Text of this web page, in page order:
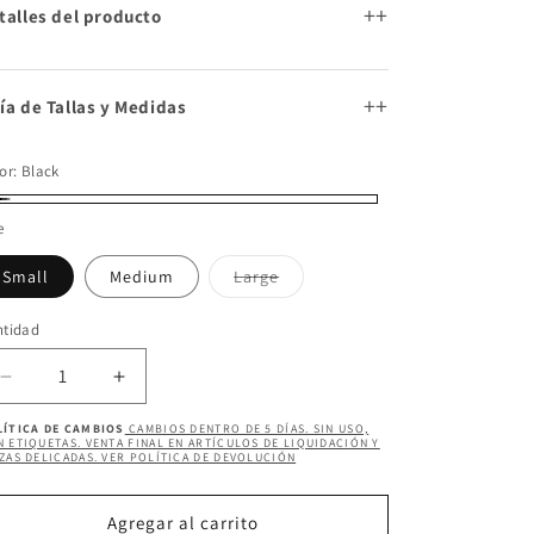
del producto +
de Tallas y Medidas +
Black
Small Medium LargeVariante
agotada
Reducir
cantidad
para
ALARA
Aumentar
cantidad
para
ALARA
DE CAMBIOS CAMBIOS DENTRO DE 5 DÍAS. SIN USO,
ETIQUETAS. VENTA FINAL EN ARTÍCULOS DE LIQUIDACIÓN Y
DELICADAS. VER POLÍTICA DE DEVOLUCIÓN
Agregar al carrito